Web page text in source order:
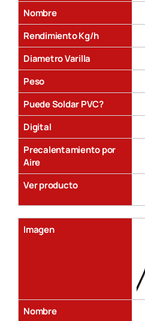
Nombre
Rendimiento Kg/h
Diametro Varilla
Peso
Puede Soldar PVC?
Digital
Precalentamiento por
Aire
Ver producto
Imagen
Nombre